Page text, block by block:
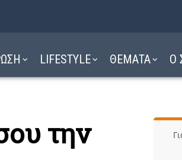
LIFESTYLE ΘΕΜΑΤΑ Ο
την